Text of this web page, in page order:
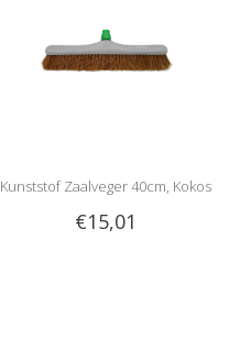
Kunststof Zaalveger 40cm, Kokos
€15,01